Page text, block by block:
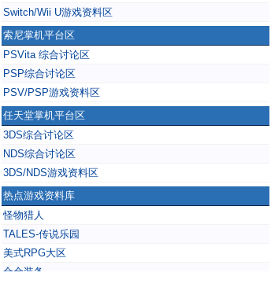
Switch/Wii U游戏资料区
索尼掌机平台区
PSVita 综合讨论区
PSP综合讨论区
PSV/PSP游戏资料区
任天堂掌机平台区
3DS综合讨论区
NDS综合讨论区
3DS/NDS游戏资料区
热点游戏资料库
怪物猎人
TALES-传说乐园
美式RPG大区
合金装备